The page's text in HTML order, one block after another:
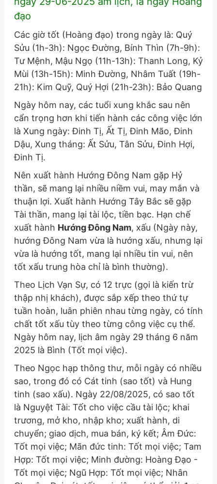
đạo
Các giờ tốt (Hoàng đạo) trong ngày là: Quý
Sửu (1h-3h): Ngọc Đường, Bính Thìn (7h-9h):
Tư Mệnh, Mậu Ngọ (11h-13h): Thanh Long, Kỷ
Mùi (13h-15h): Minh Đường, Nhâm Tuất (19h-
21h): Kim Quỹ, Quý Hợi (21h-23h): Bảo Quang
Ngày hôm nay, các tuổi xung khắc sau nên
cẩn trọng hơn khi tiến hành các công việc lớn
là Xung ngày: Đinh Tị, Ất Tị, Đinh Mão, Đinh
Dậu, Xung tháng: Ất Sửu, Tân Sửu, Đinh Hợi,
Đinh Tị.
Nên xuất hành Hướng Đông Nam gặp Hỷ
thần, sẽ mang lại nhiều niềm vui, may mắn và
thuận lợi. Xuất hành Hướng Tây Bắc sẽ gặp
Tài thần, mang lại tài lộc, tiền bạc. Hạn chế
xuất hành Hướng Đông Nam, xấu (Ngày này,
hướng Đông Nam vừa là hướng xấu, nhưng lại
vừa là hướng tốt, mang lại nhiều tin vui, nên
tốt xấu trung hòa chỉ là bình thường).
Theo Lịch Vạn Sự, có 12 trực (gọi là kiến trừ
thập nhị khách), được sắp xếp theo thứ tự
tuần hoàn, luân phiên nhau từng ngày, có tính
chất tốt xấu tùy theo từng công việc cụ thể.
Ngày hôm nay, lịch âm ngày 29 tháng 6 năm
2025 là Bình (Tốt mọi việc).
Theo Ngọc hạp thông thư, mỗi ngày có nhiều
sao, trong đó có Cát tinh (sao tốt) và Hung
tinh (sao xấu). Ngày 22/08/2025, có sao tốt
là Nguyệt Tài: Tốt cho việc cầu tài lộc; khai
trương, mở kho, nhập kho; xuất hành, di
chuyển; giao dịch, mua bán, ký kết; Âm Đức:
Tốt mọi việc; Mãn đức tinh: Tốt mọi việc; Tam
Hợp: Tốt mọi việc; Minh đường: Hoàng Đạo -
Tốt mọi việc; Ngũ Hợp: Tốt mọi việc; Nhân